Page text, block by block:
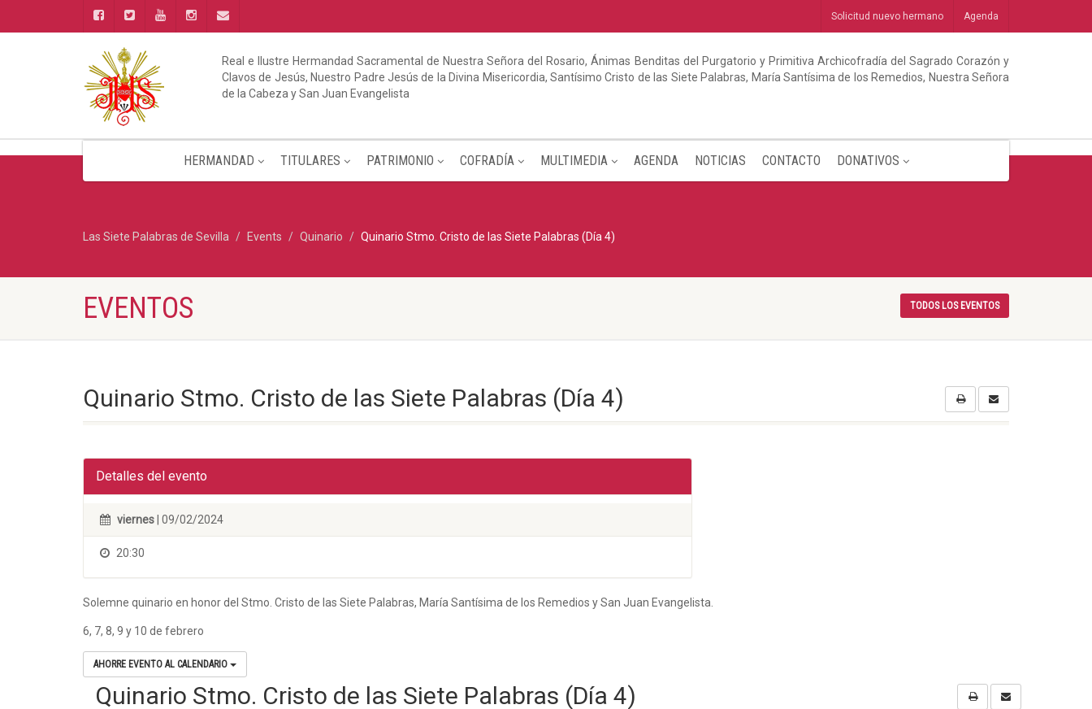
Solicitud nuevo hermano Agenda
Real e Ilustre Hermandad Sacramental de Nuestra Señora del Rosario, Ánimas Benditas del Purgatorio y Primitiva Archicofradía del Sagrado Corazón y
Clavos de Jesús, Nuestro Padre Jesús de la Divina Misericordia, Santísimo Cristo de las Siete Palabras, María Santísima de los Remedios, Nuestra Señora
de la Cabeza y San Juan Evangelista
HERMANDAD TITULARES PATRIMONIO COFRADÍA MULTIMEDIA AGENDA NOTICIAS CONTACTO DONATIVOS
Las Siete Palabras de Sevilla Events Quinario Quinario Stmo. Cristo de las Siete Palabras (Día 4)
EVENTOS TODOS LOS EVENTOS
Quinario Stmo. Cristo de las Siete Palabras (Día 4)
Detalles del evento
viernes | 09/02/2024
20:30
Solemne quinario en honor del Stmo. Cristo de las Siete Palabras, María Santísima de los Remedios y San Juan Evangelista.
6, 7, 8, 9 y 10 de febrero
AHORRE EVENTO AL CALENDARIO
Quinario Stmo. Cristo de las Siete Palabras (Día 4)